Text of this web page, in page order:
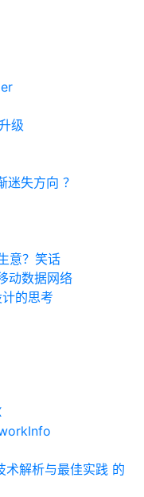
级
失方向 ？
意？笑话
动数据网络
的思考
解析与最佳实践 的